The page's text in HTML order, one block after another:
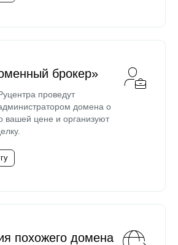
брокер»
проведут
домена о
вашей цене и организуют
похожего домена